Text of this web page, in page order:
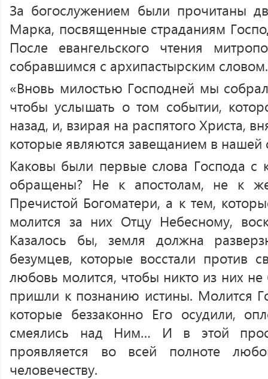
За богослужением были прочитаны
Марка, посвященные страданиям
После евангельского чтения
собравшимся с архипастырским словом.
«Вновь милостью Господней мы
чтобы услышать о том событии,
назад, и, взирая на распятого Христа,
которые являются завещанием в нашей
Каковы были первые слова Господа с
обращены? Не к апостолам, не к
Пречистой Богоматери, а к тем,
молится за них Отцу Небесному,
Казалось бы, земля должна
безумцев, которые восстали против
любовь молится, чтобы никто из них
пришли к познанию истины. Молится
которые беззаконно Его осудили,
смеялись над Ним… И в этой
проявляется во всей полноте
человечеству.